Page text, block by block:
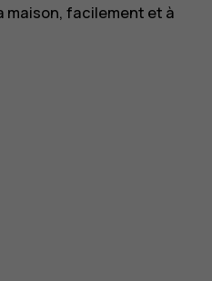
maison, facilement et à